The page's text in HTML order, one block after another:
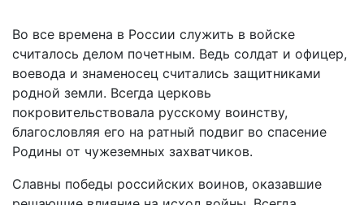
Во все времена в России служить в войске
считалось делом почетным. Ведь солдат и офицер,
воевода и знаменосец считались защитниками
родной земли. Всегда церковь
покровительствовала русскому воинству,
благословляя его на ратный подвиг во спасение
Родины от чужеземных захватчиков.
Славны победы российских воинов, оказавшие